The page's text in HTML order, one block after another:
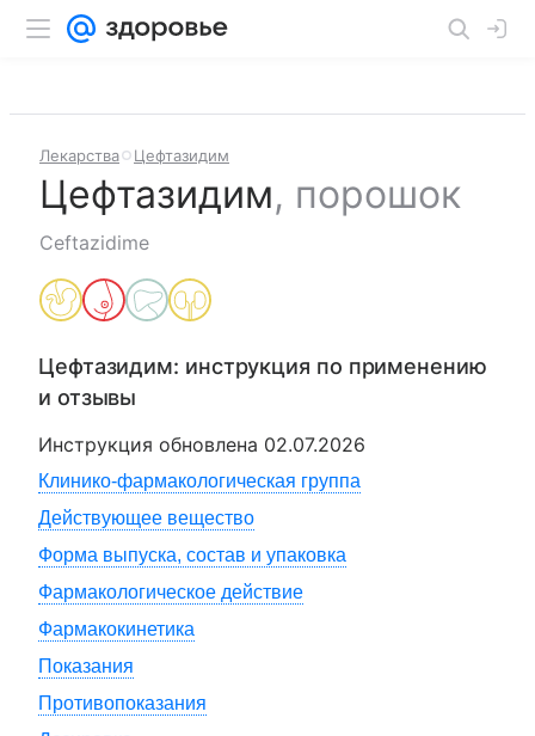
Лекарства Цефтазидим
Цефтазидим, порошок
Ceftazidime
Цефтазидим: инструкция по применению
и отзывы
Инструкция обновлена 02.07.2026
Клинико-фармакологическая группа
Действующее вещество
Форма выпуска, состав и упаковка
Фармакологическое действие
Фармакокинетика
Показания
Противопоказания